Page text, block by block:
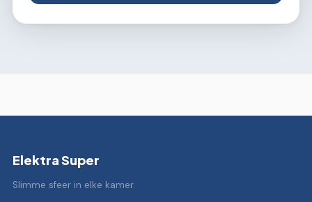
Elektra Super
Slimme sfeer in elke kamer.